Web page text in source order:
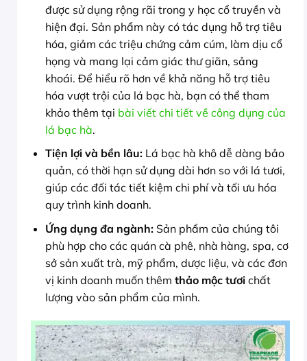
được sử dụng rộng rãi trong y học cổ truyền và
hiện đại. Sản phẩm này có tác dụng hỗ trợ tiêu
hóa, giảm các triệu chứng cảm cúm, làm dịu cổ
họng và mang lại cảm giác thư giãn, sảng
khoái. Để hiểu rõ hơn về khả năng hỗ trợ tiêu
hóa vượt trội của lá bạc hà, bạn có thể tham
khảo thêm tại bài viết chi tiết về công dụng của
lá bạc hà.
Tiện lợi và bền lâu:Lá bạc hà khô dễ dàng bảo
quản, có thời hạn sử dụng dài hơn so với lá tươi,
giúp các đối tác tiết kiệm chi phí và tối ưu hóa
quy trình kinh doanh.
Ứng dụng đa ngành:Sản phẩm của chúng tôi
phù hợp cho các quán cà phê, nhà hàng, spa, cơ
sở sản xuất trà, mỹ phẩm, dược liệu, và các đơn
vị kinh doanh muốn thêm thảo mộc tươichất
lượng vào sản phẩm của mình.